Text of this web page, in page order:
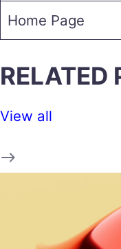
Home Page
RELATED
View all